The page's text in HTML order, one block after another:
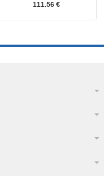
111.56 €